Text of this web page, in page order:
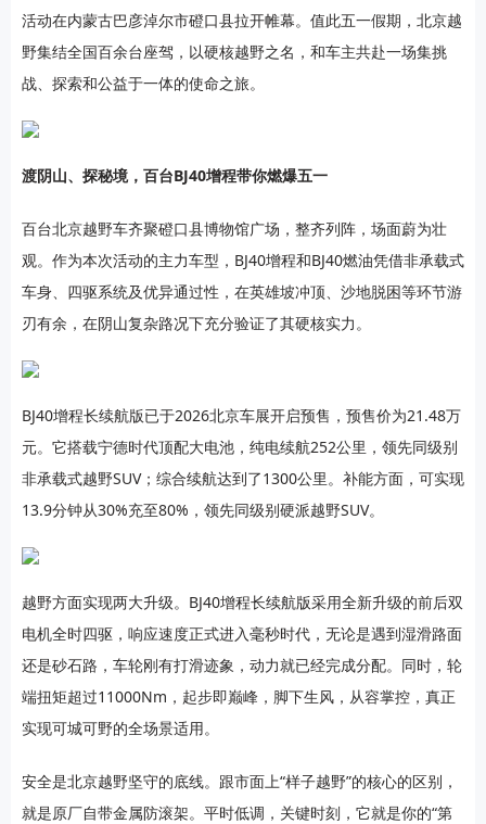
活动在内蒙古巴彦淖尔市磴口县拉开帷幕。值此五一假期，北京越
野集结全国百余台座驾，以硬核越野之名，和车主共赴一场集挑
战、探索和公益于一体的使命之旅。
渡阴山、探秘境，百台BJ40增程带你燃爆五一
百台北京越野车齐聚磴口县博物馆广场，整齐列阵，场面蔚为壮
观。作为本次活动的主力车型，BJ40增程和BJ40燃油凭借非承载式
车身、四驱系统及优异通过性，在英雄坡冲顶、沙地脱困等环节游
刃有余，在阴山复杂路况下充分验证了其硬核实力。
BJ40增程长续航版已于2026北京车展开启预售，预售价为21.48万
元。它搭载宁德时代顶配大电池，纯电续航252公里，领先同级别
非承载式越野SUV；综合续航达到了1300公里。补能方面，可实现
13.9分钟从30%充至80%，领先同级别硬派越野SUV。
越野方面实现两大升级。BJ40增程长续航版采用全新升级的前后双
电机全时四驱，响应速度正式进入毫秒时代，无论是遇到湿滑路面
还是砂石路，车轮刚有打滑迹象，动力就已经完成分配。同时，轮
端扭矩超过11000Nm，起步即巅峰，脚下生风，从容掌控，真正
实现可城可野的全场景适用。
安全是北京越野坚守的底线。跟市面上“样子越野”的核心的区别，
就是原厂自带金属防滚架。平时低调，关键时刻，它就是你的“第